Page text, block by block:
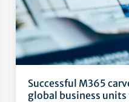
Successful M365
global business